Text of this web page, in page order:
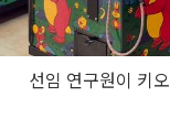
선임 연구원이 키